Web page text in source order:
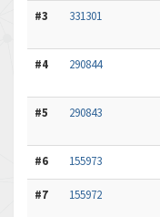
#3 331301
#4 290844
#5 290843
#6 155973
#7 155972